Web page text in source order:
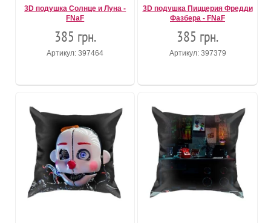
3D подушка Солнце и Луна -
FNaF
385 грн.
Артикул: 397464
3D подушка Пиццерия Фредди
Фазбера - FNaF
385 грн.
Артикул: 397379